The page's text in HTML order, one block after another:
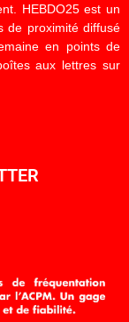
HEBDO25 est un
de proximité diffusé
en points de
aux lettres sur